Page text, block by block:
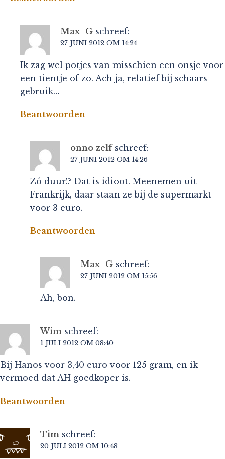
Max_G schreef:
27 JUNI 2012 OM 14:24
Ik zag wel potjes van misschien een onsje voor
een tientje of zo. Ach ja, relatief bij schaars
gebruik…
Beantwoorden
onno zelf schreef:
27 JUNI 2012 OM 14:26
Zó duur!? Dat is idioot. Meenemen uit
Frankrijk, daar staan ze bij de supermarkt
voor 3 euro.
Beantwoorden
Max_G schreef:
27 JUNI 2012 OM 15:56
Ah, bon.
Wim schreef:
1 JULI 2012 OM 08:40
Bij Hanos voor 3,40 euro voor 125 gram, en ik
vermoed dat AH goedkoper is.
Beantwoorden
Tim schreef:
20 JULI 2012 OM 10:48